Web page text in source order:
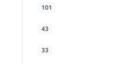
101
43
33